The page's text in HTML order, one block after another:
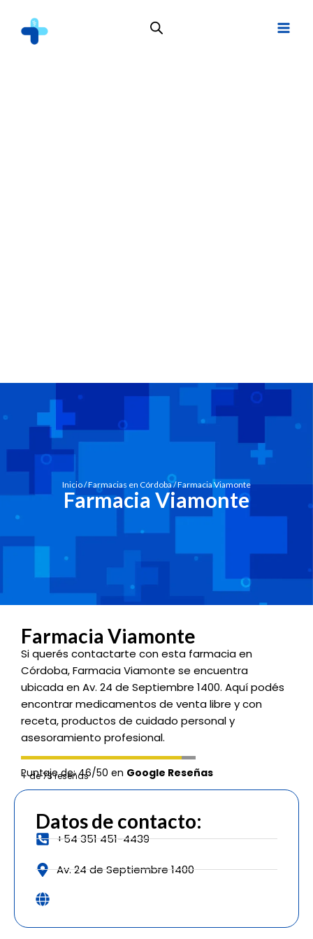
Inicio/Farmacias en Córdoba/ Farmacia Viamonte
Farmacia Viamonte
Farmacia Viamonte
Si querés contactarte con esta farmacia en
Córdoba, Farmacia Viamonte se encuentra
ubicada en Av. 24 de Septiembre 1400. Aquí podés
encontrar medicamentos de venta libre y con
receta, productos de cuidado personal y
asesoramiento profesional.
Puntaje de: 46/50 en Google Reseñas
+ de 73 reseñas
Datos de contacto:
+54 351 451-4439
Av. 24 de Septiembre 1400